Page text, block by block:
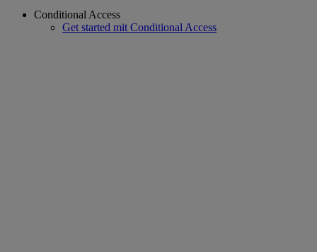
Conditional Access
Get started mit Conditional Access